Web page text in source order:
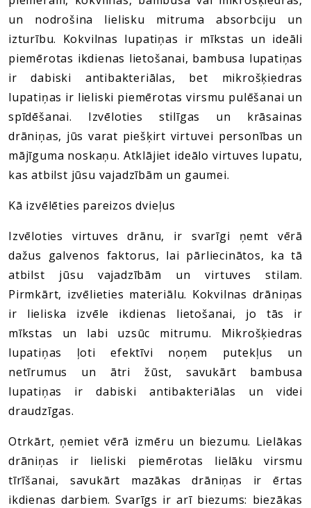
un nodrošina lielisku mitruma absorbciju un
izturību. Kokvilnas lupatiņas ir mīkstas un ideāli
piemērotas ikdienas lietošanai, bambusa lupatiņas
ir dabiski antibakteriālas, bet mikrošķiedras
lupatiņas ir lieliski piemērotas virsmu pulēšanai un
spīdēšanai. Izvēloties stilīgas un krāsainas
drāniņas, jūs varat piešķirt virtuvei personības un
mājīguma noskaņu. Atklājiet ideālo virtuves lupatu,
kas atbilst jūsu vajadzībām un gaumei.
Kā izvēlēties pareizos dvieļus
Izvēloties virtuves drānu, ir svarīgi ņemt vērā
dažus galvenos faktorus, lai pārliecinātos, ka tā
atbilst jūsu vajadzībām un virtuves stilam.
Pirmkārt, izvēlieties materiālu. Kokvilnas drāniņas
ir lieliska izvēle ikdienas lietošanai, jo tās ir
mīkstas un labi uzsūc mitrumu. Mikrošķiedras
lupatiņas ļoti efektīvi noņem putekļus un
netīrumus un ātri žūst, savukārt bambusa
lupatiņas ir dabiski antibakteriālas un videi
draudzīgas.
Otrkārt, ņemiet vērā izmēru un biezumu. Lielākas
drāniņas ir lieliski piemērotas lielāku virsmu
tīrīšanai, savukārt mazākas drāniņas ir ērtas
ikdienas darbiem. Svarīgs ir arī biezums: biezākas